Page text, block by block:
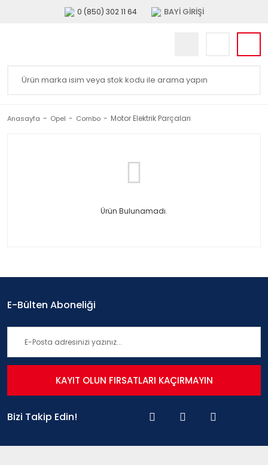
0 (850) 302 11 64 BAYİ GİRİŞİ
Anasayfa Opel Combo Motor Elektrik Parçaları
Ürün Bulunamadı.
E-Bülten Aboneliği
KAYIT OLUN FIRSATLARI KAÇIRMAYIN
Bizi Takip Edin!